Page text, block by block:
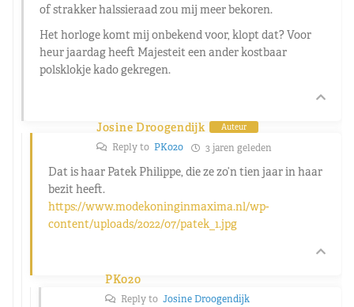
of strakker halssieraad zou mij meer bekoren.
Het horloge komt mij onbekend voor, klopt dat? Voor
heur jaardag heeft Majesteit een ander kostbaar
polsklokje kado gekregen.
Josine Droogendijk Auteur
Reply to PK020 3 jaren geleden
Dat is haar Patek Philippe, die ze zo’n tien jaar in haar
bezit heeft.
https://www.modekoninginmaxima.nl/wp-
content/uploads/2022/07/patek_1.jpg
PK020
Reply to Josine Droogendijk